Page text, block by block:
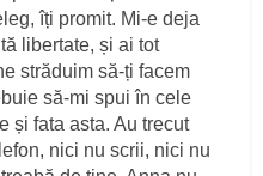
îți promit. Mi‑e deja
libertate, și ai tot
străduim să‑ți facem
să‑mi spui în cele
și fata asta. Au trecut
nici nu scrii, nici nu